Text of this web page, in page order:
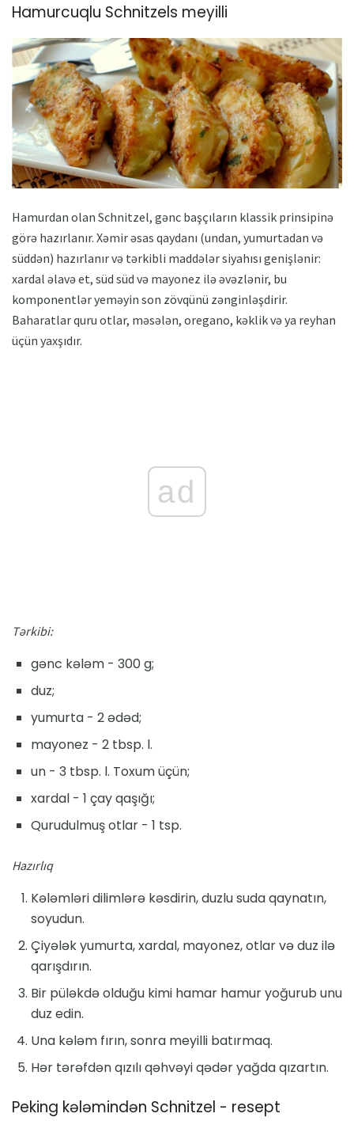
Hamurcuqlu Schnitzels meyilli
Hamurdan olan Schnitzel, gənc başçıların klassik prinsipinə
görə hazırlanır. Xəmir əsas qaydanı (undan, yumurtadan və
süddən) hazırlanır və tərkibli maddələr siyahısı genişlənir:
xardal əlavə et, süd süd və mayonez ilə əvəzlənir, bu
komponentlər yeməyin son zövqünü zənginləşdirir.
Baharatlar quru otlar, məsələn, oregano, kəklik və ya reyhan
üçün yaxşıdır.
ad
Tərkibi:
gənc kələm - 300 g;
duz;
yumurta - 2 ədəd;
mayonez - 2 tbsp. l.
un - 3 tbsp. l. Toxum üçün;
xardal - 1 çay qaşığı;
Qurudulmuş otlar - 1 tsp.
Hazırlıq
Kələmləri dilimlərə kəsdirin, duzlu suda qaynatın,
soyudun.
Çiyələk yumurta, xardal, mayonez, otlar və duz ilə
qarışdırın.
Bir püləkdə olduğu kimi hamar hamur yoğurub unu
duz edin.
Una kələm fırın, sonra meyilli batırmaq.
Hər tərəfdən qızılı qəhvəyi qədər yağda qızartın.
Peking kələmindən Schnitzel - resept